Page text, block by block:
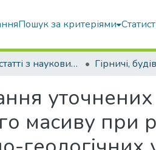
Пошук за критеріями
Вибрані статті з наукових збірників КНУБА
масиву при